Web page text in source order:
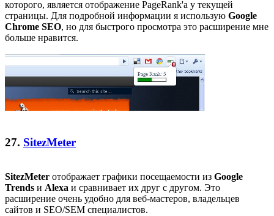
которого, является отображение PageRank'a у текущей
страницы. Для подробной информации я использую Google
Chrome SEO, но для быстрого просмотра это расширение мне
больше нравится.
27. SitezMeter
SitezMeter отображает графики посещаемости из Google
Trends и Alexa и сравнивает их друг с другом. Это
расширение очень удобно для веб-мастеров, владельцев
сайтов и SEO/SEM специалистов.